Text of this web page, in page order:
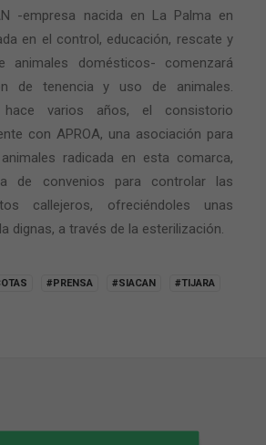
-empresa nacida en La Palma en
en el control, educación, rescate y
animales domésticos- comenzará
de tenencia y uso de animales.
hace varios años, el consistorio
con APROA, una asociación para
radicada en esta comarca,
de convenios para controlar las
callejeros, ofreciéndoles unas
dignas, a través de la esterilización.
#PRENSA #SIACAN #TIJARA